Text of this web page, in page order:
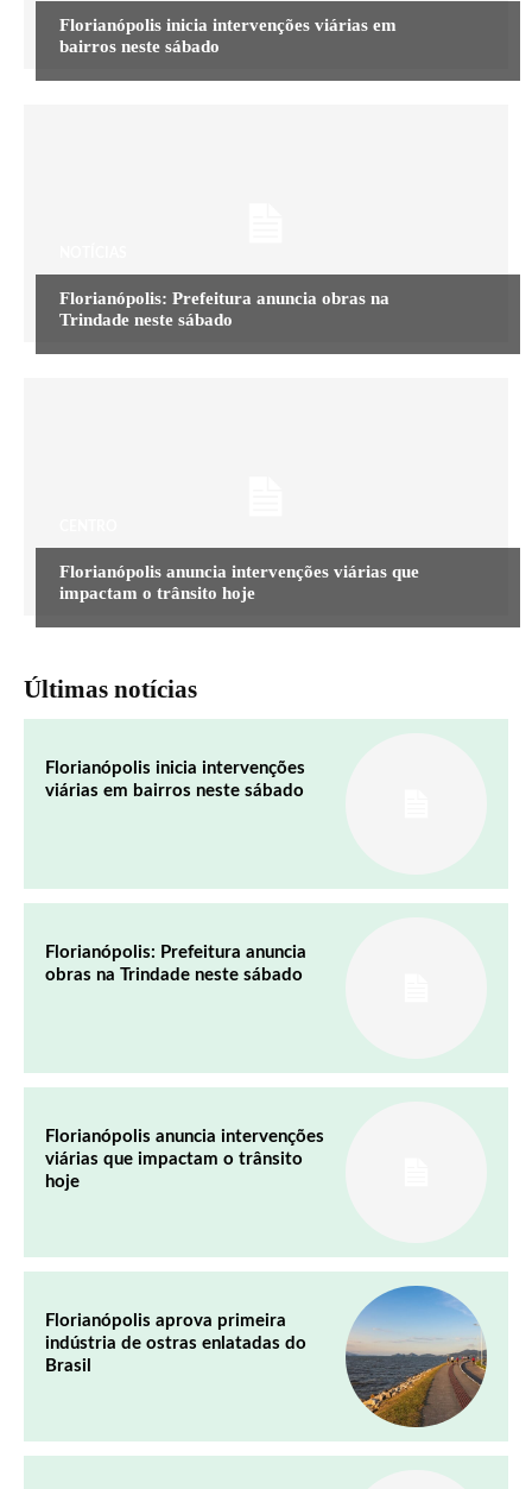
Florianópolis inicia intervenções viárias em
bairros neste sábado
Florianópolis: Prefeitura anuncia obras na
Trindade neste sábado
Florianópolis anuncia intervenções viárias que
impactam o trânsito hoje
Últimas notícias
Florianópolis inicia intervenções
viárias em bairros neste sábado
Florianópolis: Prefeitura anuncia
obras na Trindade neste sábado
Florianópolis anuncia intervenções
viárias que impactam o trânsito
hoje
Florianópolis aprova primeira
indústria de ostras enlatadas do
Brasil